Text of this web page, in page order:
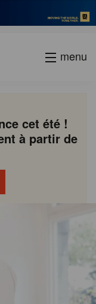
menu
cet été !
à partir de